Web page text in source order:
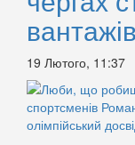
19 Лютого, 11:37